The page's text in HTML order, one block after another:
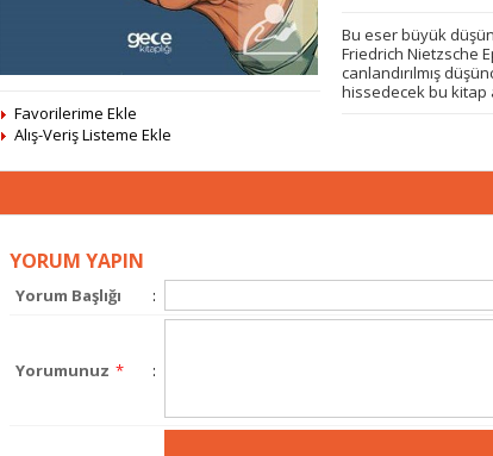
Favorilerime Ekle
Alış-Veriş Listeme Ekle
Bu eser büyük
Friedrich Nietzsche
canlandırılmış
hissedecek bu kitap
YORUM YAPIN
Yorum Başlığı :
Yorumunuz * :